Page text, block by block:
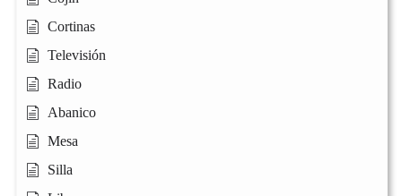
Cortinas
Televisión
Radio
Abanico
Mesa
Silla